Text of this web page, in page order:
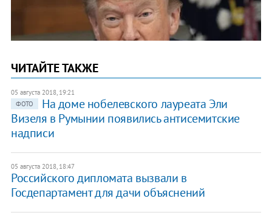
ЧИТАЙТЕ ТАКЖЕ
05 августа 2018, 19:21
ФОТО
На доме нобелевского лауреата Эли
Визеля в Румынии появились антисемитские
надписи
05 августа 2018, 18:47
Российского дипломата вызвали в
Госдепартамент для дачи объяснений